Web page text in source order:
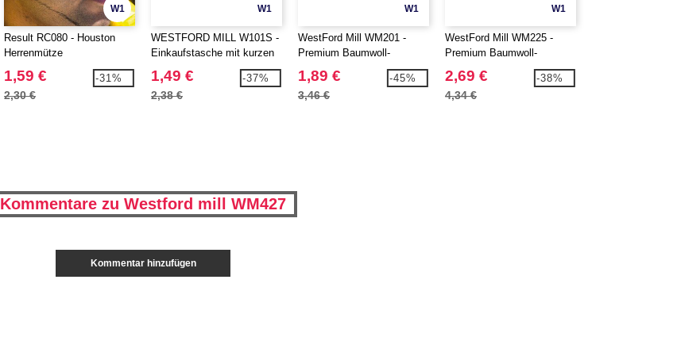
W1
Result RC080 - Houston
Herrenmütze
1,59 €
2,30 €
-31%
W1
WESTFORD MILL W101S -
Einkaufstasche mit kurzen
Henkeln
1,49 €
2,38 €
-37%
W1
WestFord Mill WM201 -
Premium Baumwoll-
Tragetasche
1,89 €
3,46 €
-45%
W1
WestFord Mill WM225 -
Premium Baumwoll-
Tragetasche
2,69 €
4,34 €
-38%
Kommentare zu Westford mill WM427
Kommentar hinzufügen